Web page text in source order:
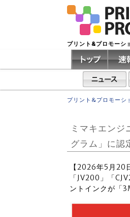
プリント&プロモー
プリント&プロモーシ
ミマキエン
グラム」に認
【2026年5月20
「JV200」「
ントインクが「